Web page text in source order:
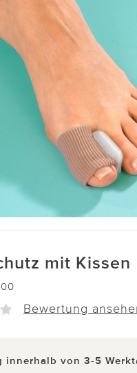
mit Kissen
Bewertung
innerhalb von 3-5